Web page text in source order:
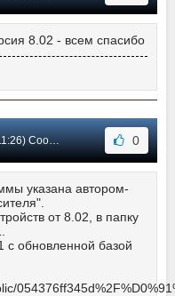
8.02 - всем спасибо
#23 0
указана автором-
от 8.02, в папку
с обновленной базой